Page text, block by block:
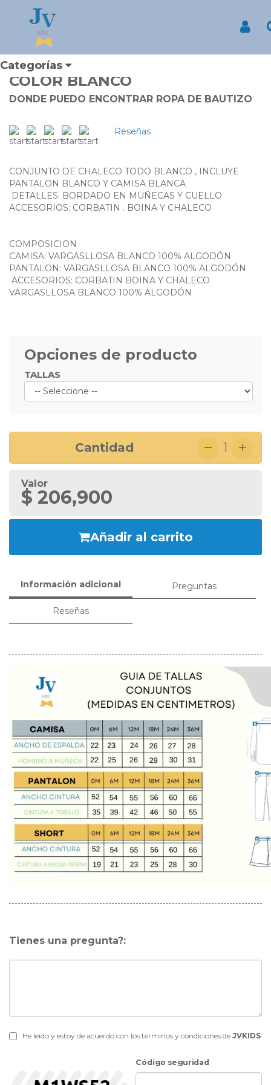
Categorías
Productos
CONJUNTO DE NIÑO CON CHALECO MANGA LARGA COLOR
BLANCO
CONJUNTO DE NIÑO CON
CHALECO MANGA LARGA
COLOR BLANCO
DONDE PUEDO ENCONTRAR ROPA DE BAUTIZO
Reseñas
CONJUNTO DE CHALECO TODO BLANCO , INCLUYE
PANTALON BLANCO Y CAMISA BLANCA
DETALLES: BORDADO EN MUÑECAS Y CUELLO
ACCESORIOS: CORBATIN . BOINA Y CHALECO
COMPOSICION
CAMISA: VARGASLLOSA BLANCO 100% ALGODÓN
PANTALON: VARGASLLOSA BLANCO 100% ALGODÓN
ACCESORIOS: CORBATIN BOINA Y CHALECO
VARGASLLOSA BLANCO 100% ALGODÓN
Opciones de producto
TALLAS
Cantidad 1
Valor
$ 206,900
Añadir al carrito
Información adicional Preguntas
Reseñas
Tienes una pregunta?:
He leído y estoy de acuerdo con los términos y condiciones de JVKIDS
Código seguridad